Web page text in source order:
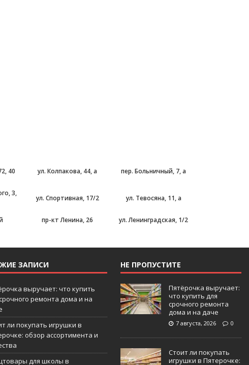
40 ул. Колпакова, 44, а пер. Больничный, 7, а
3,
ул. Спортивная, 17/2 ул. Тевосяна, 11, а
пр-кт Ленина, 26 ул. Ленинградская, 1/2
ЗАПИСИ
выручает: что купить
ремонта дома и на
ли покупать игрушки в
обзор ассортимента и
для школы в
НЕ ПРОПУСТИТЕ
Пятёрочка выручает:
что купить для
срочного ремонта
дома и на даче
7 августа, 2026 0
Стоит ли покупать
игрушки в Пятерочке: